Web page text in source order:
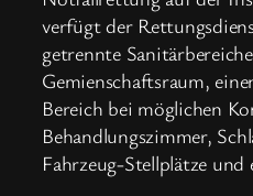
verfügt der
getrennte
Gemienschaftsraum,
Bereich bei möglichen
Behandlungszimmer,
Fahrzeug-Stellplätze und